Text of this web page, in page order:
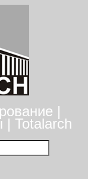
|
| Totalarch